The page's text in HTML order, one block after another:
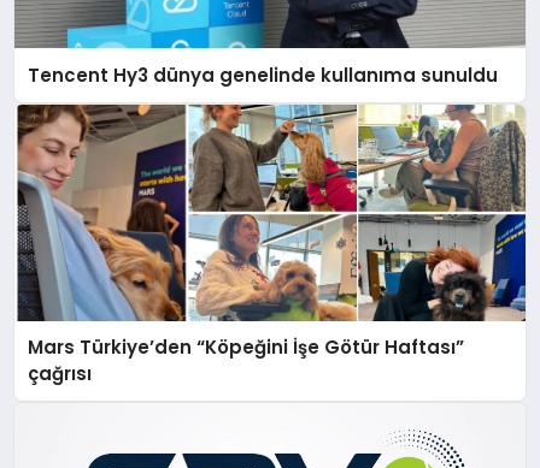
Tencent Hy3 dünya genelinde kullanıma sunuldu
Mars Türkiye’den “Köpeğini İşe Götür Haftası”
çağrısı